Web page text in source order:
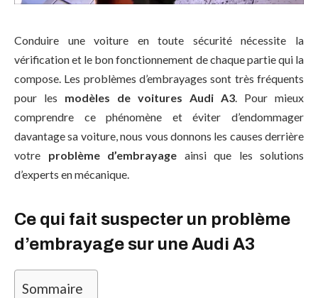
Conduire une voiture en toute sécurité nécessite la
vérification et le bon fonctionnement de chaque partie qui la
compose. Les problèmes d’embrayages sont très fréquents
pour les modèles de voitures Audi A3. Pour mieux
comprendre ce phénomène et éviter d’endommager
davantage sa voiture, nous vous donnons les causes derrière
votre problème d’embrayage ainsi que les solutions
d’experts en mécanique.
Ce qui fait suspecter un problème
d’embrayage sur une Audi A3
Sommaire